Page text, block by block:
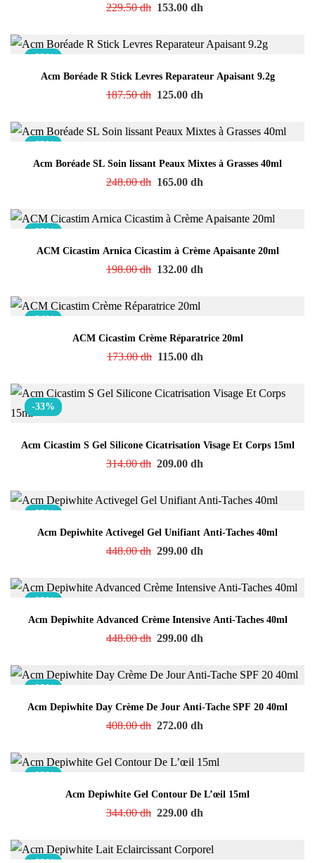
229.50dh 153.00 dh
-33%
Acm Boréade R Stick Levres Reparateur Apaisant 9.2g
187.50dh 125.00 dh
-33%
Acm Boréade SL Soin lissant Peaux Mixtes à Grasses 40ml
248.00dh 165.00 dh
-33%
ACM Cicastim Arnica Cicastim à Crème Apaisante 20ml
198.00dh 132.00 dh
-34%
ACM Cicastim Crème Réparatrice 20ml
173.00dh 115.00 dh
-33%
Acm Cicastim S Gel Silicone Cicatrisation Visage Et Corps 15ml
314.00dh 209.00 dh
-33%
Acm Depiwhite Activegel Gel Unifiant Anti-Taches 40ml
448.00dh 299.00 dh
-33%
Acm Depiwhite Advanced Crème Intensive Anti-Taches 40ml
448.00dh 299.00 dh
-33%
Acm Depiwhite Day Crème De Jour Anti-Tache SPF 20 40ml
408.00dh 272.00 dh
-33%
Acm Depiwhite Gel Contour De L’œil 15ml
344.00dh 229.00 dh